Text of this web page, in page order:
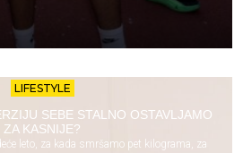
LIFESTYLE
SEBE STALNO OSTAVLJAMO
ZA KASNIJE?
leto, za kada smršamo pet kilograma, za